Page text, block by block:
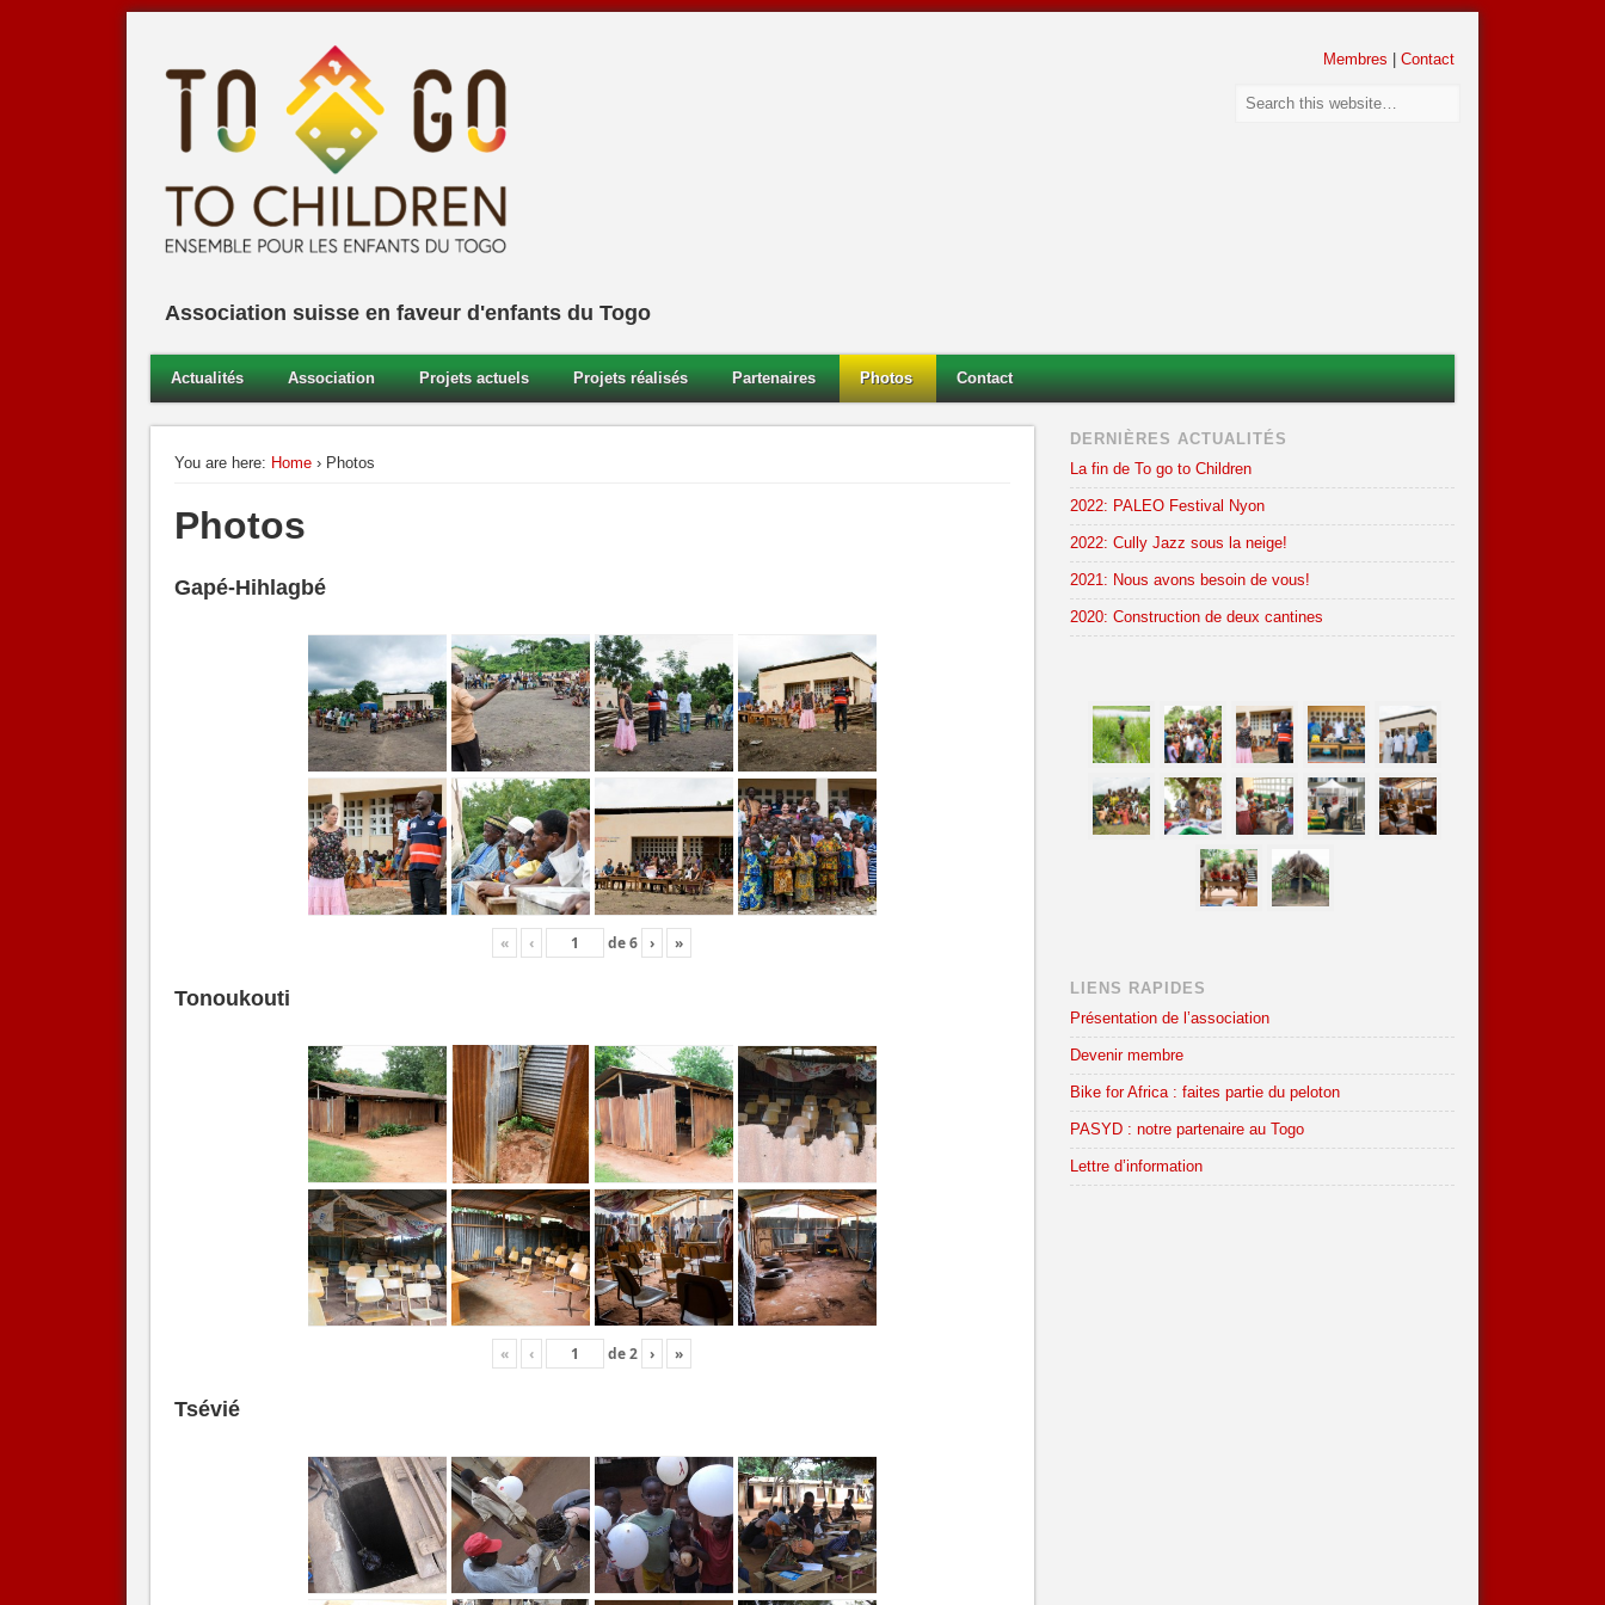
Membres |Contact
To go to Children
Association suisse en faveur d'enfants du Togo
Association suisse en faveur d'enfants du Togo
Actualités Association Projets actuels Projets réalisés Partenaires Photos Contact
You are here: Home› Photos
Photos
Gapé-Hihlagbé
« ‹ de6 › »
Tonoukouti
« ‹ de2 › »
Tsévié
DERNIÈRES ACTUALITÉS
La fin de To go to Children
2022: PALEO Festival Nyon
2022: Cully Jazz sous la neige!
2021: Nous avons besoin de vous!
2020: Construction de deux cantines
LIENS RAPIDES
Présentation de l’association
Devenir membre
Bike for Africa : faites partie du peloton
PASYD : notre partenaire au Togo
Lettre d’information